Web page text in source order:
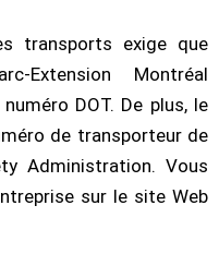
transports exige que
Extension Montréal
DOT. De plus, le
de transporteur de
Administration. Vous
sur le site Web